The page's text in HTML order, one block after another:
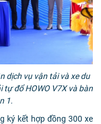
dịch vụ vận tải và xe du
tự đổ HOWO V7X và bàn
1.
ký kết hợp đồng 300 xe